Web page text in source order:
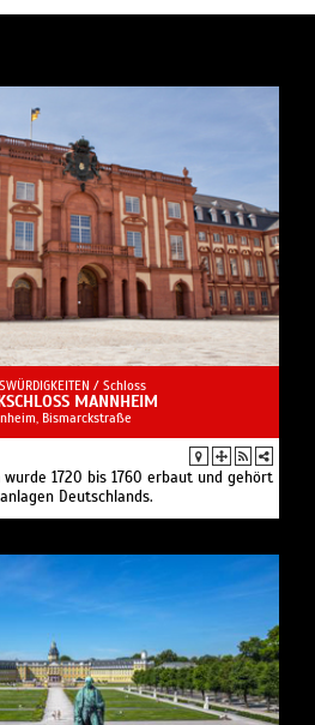
/ Schloss
MANNHEIM
Bismarckstraße
wurde 1720 bis 1760 erbaut und gehört
Deutschlands.